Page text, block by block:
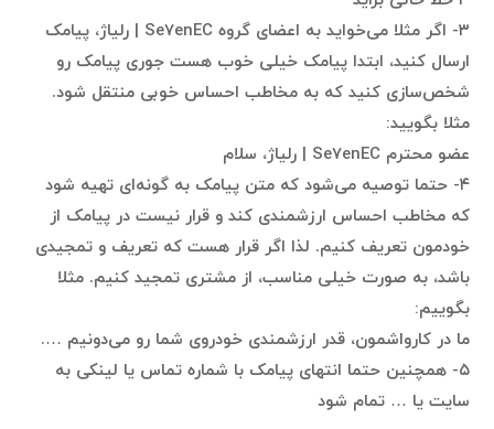
۳- اگر مثلا می‌خواید به اعضای گروه Se7enEC | رلیاژ، پیامک
ارسال کنید، ابتدا پیامک خیلی خوب هست جوری پیامک رو
شخص‌سازی کنید که به مخاطب احساس خوبی منتقل شود.
مثلا بگویید:
عضو محترم Se7enEC | رلیاژ، سلام
۴- حتما توصیه می‌شود که متن پیامک به گونه‌ای تهیه شود
که مخاطب احساس ارزشمندی کند و قرار نیست در پیامک از
خودمون تعریف کنیم. لذا اگر قرار هست که تعریف و تمجیدی
باشد، به صورت خیلی مناسب، از مشتری تمجید کنیم. مثلا
بگوییم:
ما در کارواشمون، قدر ارزشمندی خودروی شما رو می‌دونیم ….
۵- همچنین حتما انتهای پیامک با شماره تماس یا لینکی به
سایت یا … تمام شود